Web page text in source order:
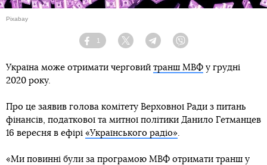
Pixabay
Facebook
1
Twitter TelegramViber
Україна може отримати черговий транш МВФ у грудні
2020 року.
Про це заявив голова комітету Верховної Ради з питань
фінансів, податкової та митної політики Данило Гетманцев
16 вересня в ефірі «Українського радіо».
«Ми повинні були за програмою МВФ отримати транш у